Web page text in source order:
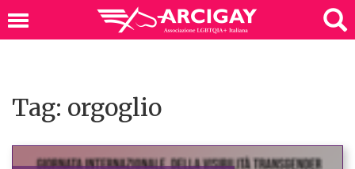
Tag: orgoglio